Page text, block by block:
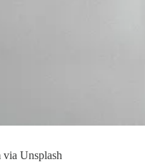
Unsplash